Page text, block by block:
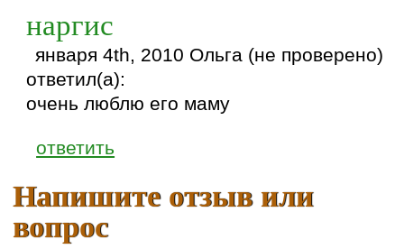
наргис
января 4th, 2010 Ольга (не проверено)
ответил(а):
очень люблю его маму
ответить
Напишите отзыв или
вопрос